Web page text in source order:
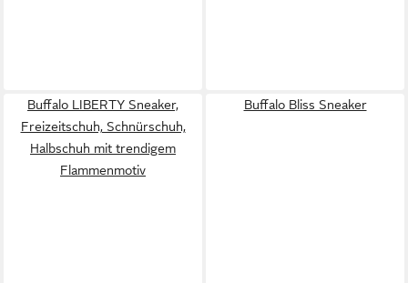
Buffalo LIBERTY Sneaker,
Freizeitschuh, Schnürschuh,
Halbschuh mit trendigem
Flammenmotiv
Buffalo Bliss Sneaker